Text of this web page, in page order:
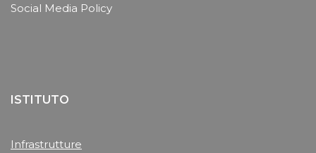
Social Media Policy
ISTITUTO
Infrastrutture